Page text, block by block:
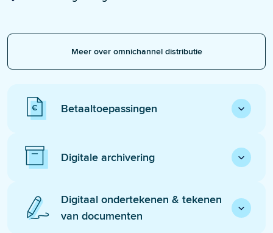
Meer over omnichannel distributie
Betaaltoepassingen
Digitale archivering
Digitaal ondertekenen & tekenen
van documenten